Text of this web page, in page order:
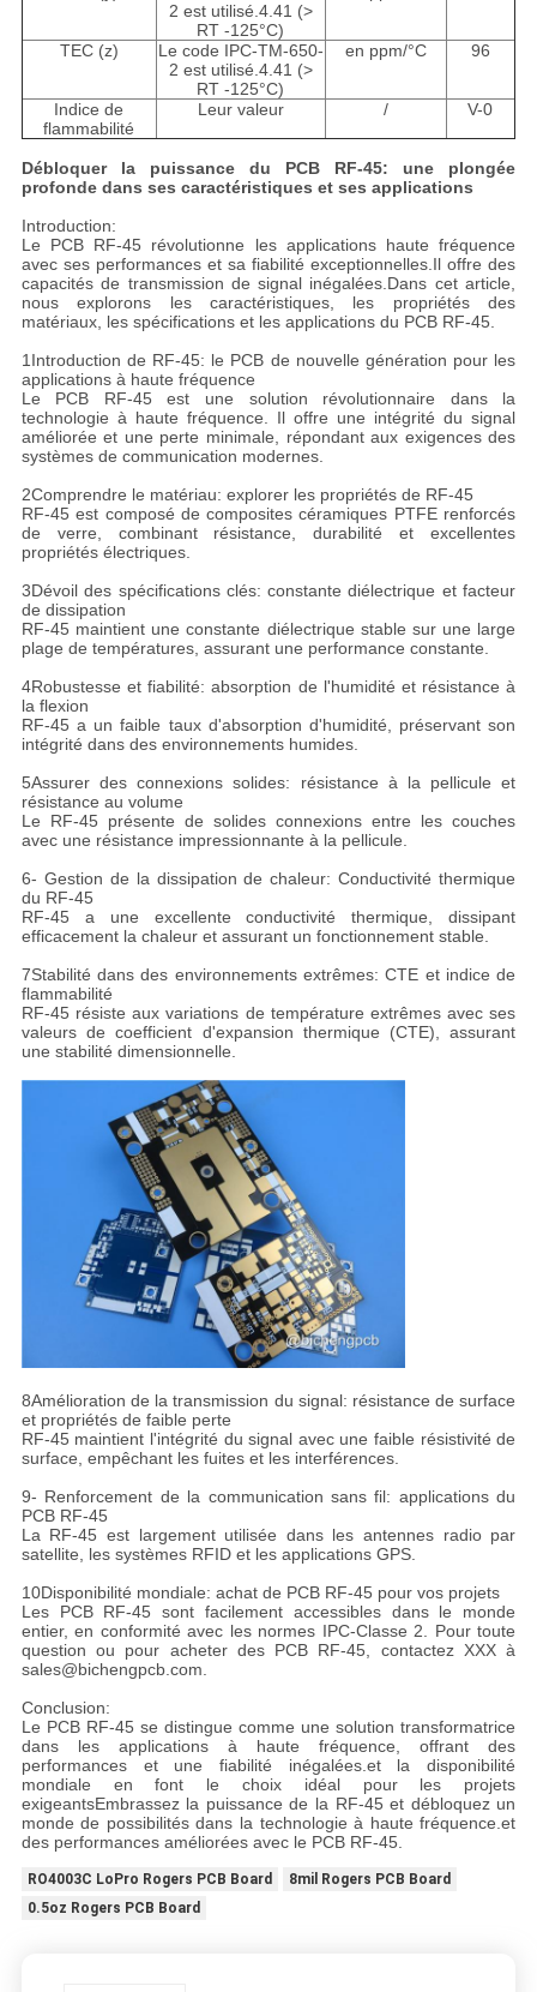
2 est utilisé.4.41 (>
RT -125°C)
TEC (z)
Le code IPC-TM-650-
2 est utilisé.4.41 (>
RT -125°C)
en ppm/°C 96
Indice de
flammabilité
Leur valeur / V-0
Débloquer la puissance du PCB RF-45: une plongée
profonde dans ses caractéristiques et ses applications
Introduction:
Le PCB RF-45 révolutionne les applications haute fréquence
avec ses performances et sa fiabilité exceptionnelles.Il offre des
capacités de transmission de signal inégalées.Dans cet article,
nous explorons les caractéristiques, les propriétés des
matériaux, les spécifications et les applications du PCB RF-45.
1Introduction de RF-45: le PCB de nouvelle génération pour les
applications à haute fréquence
Le PCB RF-45 est une solution révolutionnaire dans la
technologie à haute fréquence. Il offre une intégrité du signal
améliorée et une perte minimale, répondant aux exigences des
systèmes de communication modernes.
2Comprendre le matériau: explorer les propriétés de RF-45
RF-45 est composé de composites céramiques PTFE renforcés
de verre, combinant résistance, durabilité et excellentes
propriétés électriques.
3Dévoil des spécifications clés: constante diélectrique et facteur
de dissipation
RF-45 maintient une constante diélectrique stable sur une large
plage de températures, assurant une performance constante.
4Robustesse et fiabilité: absorption de l'humidité et résistance à
la flexion
RF-45 a un faible taux d'absorption d'humidité, préservant son
intégrité dans des environnements humides.
5Assurer des connexions solides: résistance à la pellicule et
résistance au volume
Le RF-45 présente de solides connexions entre les couches
avec une résistance impressionnante à la pellicule.
6- Gestion de la dissipation de chaleur: Conductivité thermique
du RF-45
RF-45 a une excellente conductivité thermique, dissipant
efficacement la chaleur et assurant un fonctionnement stable.
7Stabilité dans des environnements extrêmes: CTE et indice de
flammabilité
RF-45 résiste aux variations de température extrêmes avec ses
valeurs de coefficient d'expansion thermique (CTE), assurant
une stabilité dimensionnelle.
8Amélioration de la transmission du signal: résistance de surface
et propriétés de faible perte
RF-45 maintient l'intégrité du signal avec une faible résistivité de
surface, empêchant les fuites et les interférences.
9- Renforcement de la communication sans fil: applications du
PCB RF-45
La RF-45 est largement utilisée dans les antennes radio par
satellite, les systèmes RFID et les applications GPS.
10Disponibilité mondiale: achat de PCB RF-45 pour vos projets
Les PCB RF-45 sont facilement accessibles dans le monde
entier, en conformité avec les normes IPC-Classe 2. Pour toute
question ou pour acheter des PCB RF-45, contactez XXX à
sales@bichengpcb.com.
Conclusion:
Le PCB RF-45 se distingue comme une solution transformatrice
dans les applications à haute fréquence, offrant des
performances et une fiabilité inégalées.et la disponibilité
mondiale en font le choix idéal pour les projets
exigeantsEmbrassez la puissance de la RF-45 et débloquez un
monde de possibilités dans la technologie à haute fréquence.et
des performances améliorées avec le PCB RF-45.
RO4003C LoPro Rogers PCB Board
8mil Rogers PCB Board
0.5oz Rogers PCB Board